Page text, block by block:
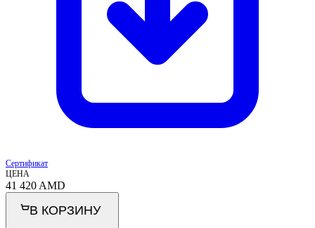
Сертификат
ЦЕНА
41 420 AMD
В КОРЗИНУ